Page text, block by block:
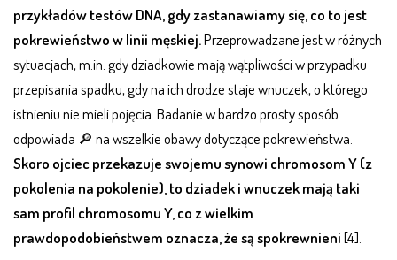
przykładów testów DNA, gdy zastanawiamy się, co to jest
pokrewieństwo w linii męskiej.Przeprowadzane jest w różnych
sytuacjach, m.in. gdy dziadkowie mają wątpliwości w przypadku
przepisania spadku, gdy na ich drodze staje wnuczek, o którego
istnieniu nie mieli pojęcia. Badanie w bardzo prosty sposób
odpowiada 🔎 na wszelkie obawy dotyczące pokrewieństwa.
Skoro ojciec przekazuje swojemu synowi chromosom Y (z
pokolenia na pokolenie), to dziadek i wnuczek mają taki
sam profil chromosomu Y, co z wielkim
prawdopodobieństwem oznacza, że są spokrewnieni[4].